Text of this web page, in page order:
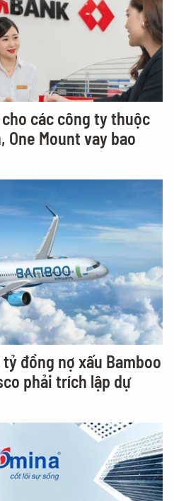
các công ty thuộc
One Mount vay bao
đồng nợ xấu Bamboo
phải trích lập dự